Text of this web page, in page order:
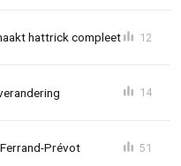
hattrick compleet 12
14
Prévot 51